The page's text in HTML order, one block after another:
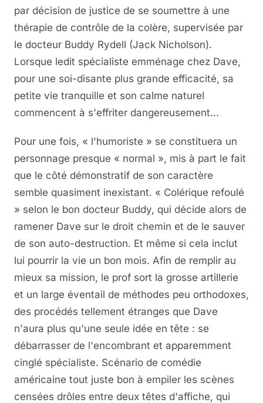
par décision de justice de se soumettre à une
thérapie de contrôle de la colère, supervisée par
le docteur Buddy Rydell (Jack Nicholson).
Lorsque ledit spécialiste emménage chez Dave,
pour une soi-disante plus grande efficacité, sa
petite vie tranquille et son calme naturel
commencent à s'effriter dangereusement...
Pour une fois, « l'humoriste » se constituera un
personnage presque « normal », mis à part le fait
que le côté démonstratif de son caractère
semble quasiment inexistant. « Colérique refoulé
» selon le bon docteur Buddy, qui décide alors de
ramener Dave sur le droit chemin et de le sauver
de son auto-destruction. Et même si cela inclut
lui pourrir la vie un bon mois. Afin de remplir au
mieux sa mission, le prof sort la grosse artillerie
et un large éventail de méthodes peu orthodoxes,
des procédés tellement étranges que Dave
n'aura plus qu'une seule idée en tête : se
débarrasser de l'encombrant et apparemment
cinglé spécialiste. Scénario de comédie
américaine tout juste bon à empiler les scènes
censées drôles entre deux têtes d'affiche, qui